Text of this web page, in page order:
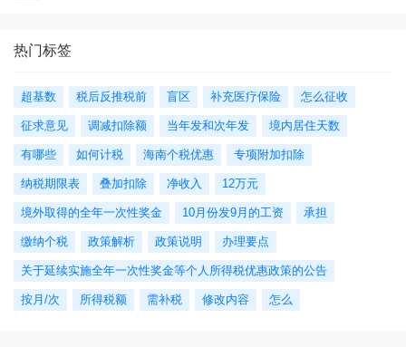
热门标签
超基数 税后反推税前 盲区 补充医疗保险 怎么征收
征求意见 调减扣除额 当年发和次年发 境内居住天数
有哪些 如何计税 海南个税优惠 专项附加扣除
纳税期限表 叠加扣除 净收入 12万元
境外取得的全年一次性奖金 10月份发9月的工资 承担
缴纳个税 政策解析 政策说明 办理要点
关于延续实施全年一次性奖金等个人所得税优惠政策的公告
按月/次 所得税额 需补税 修改内容 怎么